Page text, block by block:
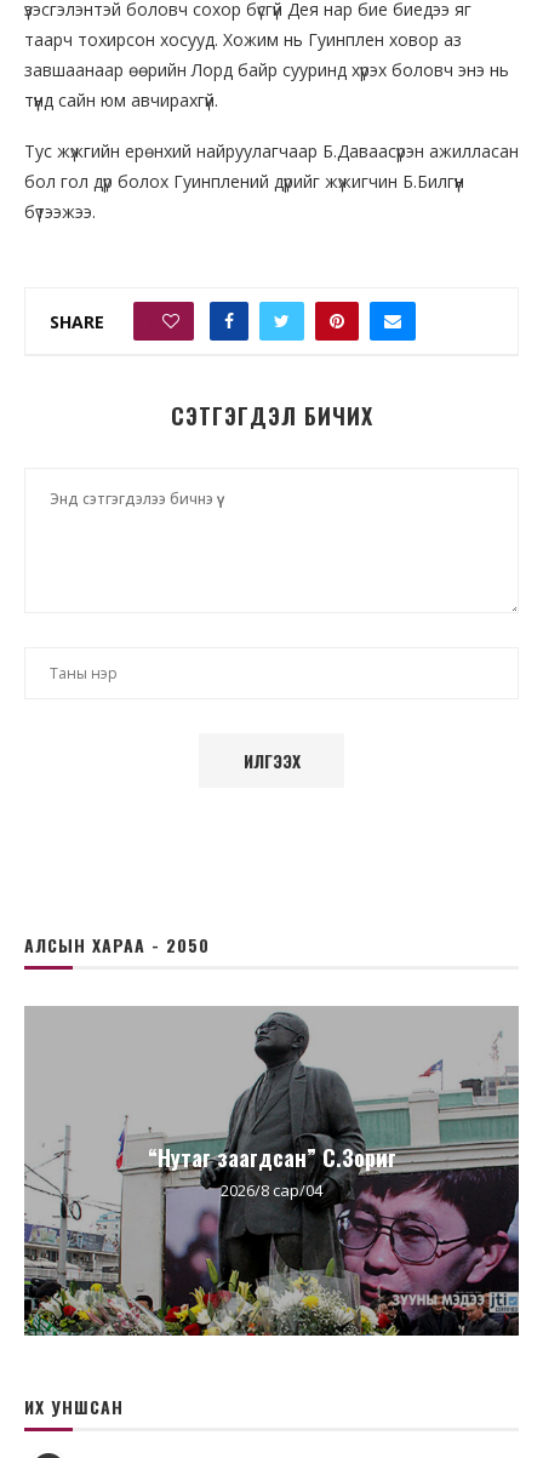
үзэсгэлэнтэй боловч сохор бүсгүй Дея нар бие биедээ яг
таарч тохирсон хосууд. Хожим нь Гуинплен ховор аз
завшаанаар өөрийн Лорд байр сууринд хүрэх боловч энэ нь
түүнд сайн юм авчирахгүй.
Тус жүжгийн ерөнхий найруулагчаар Б.Даваасүрэн ажилласан
бол гол дүр болох Гуинплений дүрийг жүжигчин Б.Билгүүн
бүтээжээ.
SHARE
СЭТГЭГДЭЛ БИЧИХ
АЛСЫН ХАРАА - 2050
“Нутаг заагдсан” С.Зориг
2026/8 сар/04
ИХ УНШСАН